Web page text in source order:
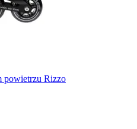
powietrzu Rizzo